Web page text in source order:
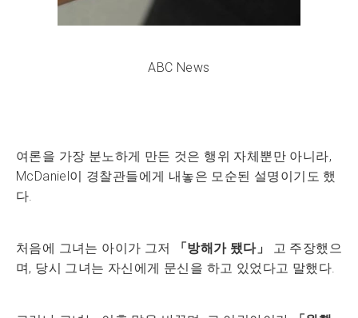
ABC News
여론을 가장 분노하게 만든 것은 행위 자체뿐만 아니라,
McDaniel이 경찰관들에게 내놓은 모순된 설명이기도 했
다.
처음에 그녀는 아이가 그저 「방해가 됐다」 고 주장했으
며, 당시 그녀는 자신에게 문신을 하고 있었다고 말했다.